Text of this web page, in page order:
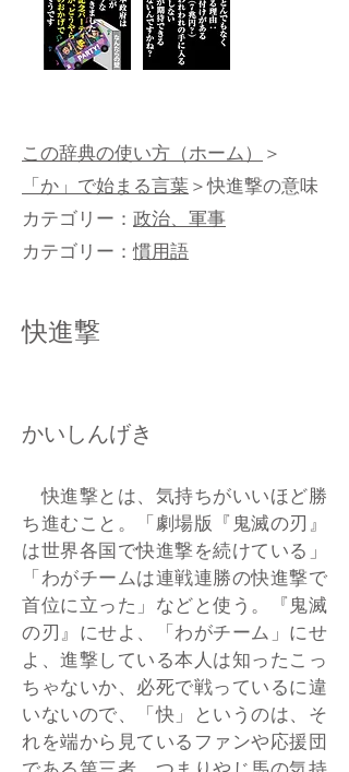
この辞典の使い方（ホーム）＞
「か」で始まる言葉＞快進撃の意味
カテゴリー： 政治、軍事
カテゴリー：慣用語
快進撃
かいしんげき
快進撃とは、気持ちがいいほど勝
ち進むこと。「劇場版『鬼滅の刃』
は世界各国で快進撃を続けている」
「わがチームは連戦連勝の快進撃で
首位に立った」などと使う。『鬼滅
の刃』にせよ、「わがチーム」にせ
よ、進撃している本人は知ったこっ
ちゃないか、必死で戦っているに違
いないので、「快」というのは、そ
れを端から見ているファンや応援団